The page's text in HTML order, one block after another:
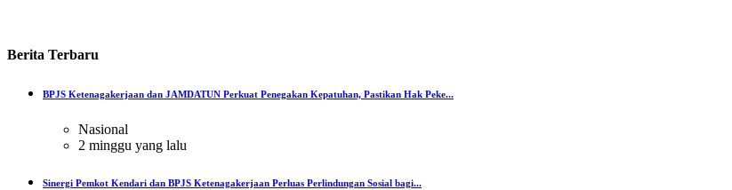
Berita Terbaru
BPJS Ketenagakerjaan dan JAMDATUN Perkuat Penegakan Kepatuhan, Pastikan Hak Peke...
Nasional
2 minggu yang lalu
Sinergi Pemkot Kendari dan BPJS Ketenagakerjaan Perluas Perlindungan Sosial bagi...